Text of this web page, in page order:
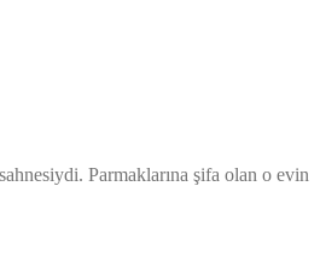
Parmaklarına şifa olan o evin